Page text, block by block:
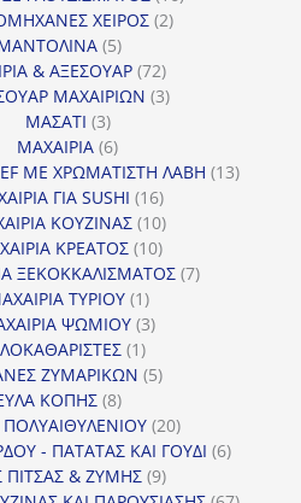
ΧΕΙΡΟΣ 22
55
προϊόντα
& ΑΞΕΣΟΥΑΡ 7272
προϊόντα
ΜΑΧΑΙΡΙΩΝ 33
ΜΑΣΑΤΙ 33
προϊόντα
ΜΑΧΑΙΡΙΑ 66
προϊόντα
ΜΕ ΧΡΩΜΑΤΙΣΤΗ ΛΑΒΗ 1313
ΓΙΑ SUSHI 1616
προϊόντα
ΚΟΥΖΙΝΑΣ 1010
προϊόντα
ΚΡΕΑΤΟΣ 1010
προϊόντα
ΞΕΚΟΚΚΑΛΙΣΜΑΤΟΣ 77
ΤΥΡΙΟΥ 11
προϊόν
ΨΩΜΙΟΥ 33
11
προϊόν
ΖΥΜΑΡΙΚΩΝ 55
ΚΟΠΗΣ 88
προϊόντα
2020
προϊόντα
- ΠΑΤΑΤΑΣ ΚΑΙ ΓΟΥΔΙ 66
ΠΙΤΣΑΣ & ΖΥΜΗΣ 99